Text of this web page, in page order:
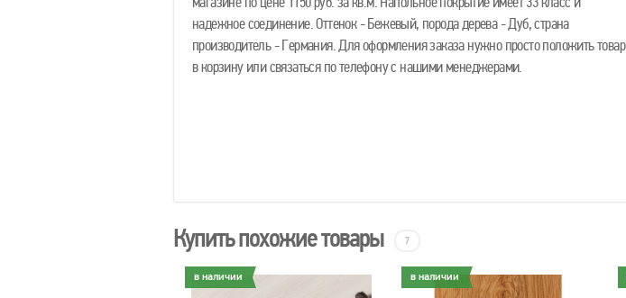
надежное соединение. Оттенок - Бежевый, порода дерева - Дуб, страна
производитель - Германия. Для оформления заказа нужно просто положить товар
в корзину или связаться по телефону с нашими менеджерами.
Купить похожие товары 7
в наличии в наличии